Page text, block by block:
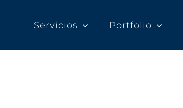
Servicios Portfolio